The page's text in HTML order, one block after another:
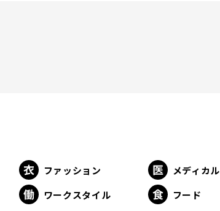
ファッション メディカル
ワークスタイル フード